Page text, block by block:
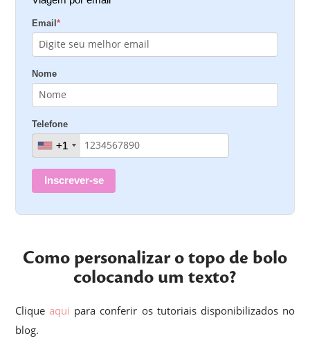
Email*
Nome
Telefone
+1
+1
Inscrever-se
Como personalizar o topo de bolo
colocando um texto?
Cliqueaqui para conferir os tutoriais disponibilizados no
blog.